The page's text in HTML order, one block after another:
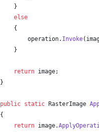
}
else
{
operation. Invoke(
}
return image;
}
public static RasterImage
{
return image.